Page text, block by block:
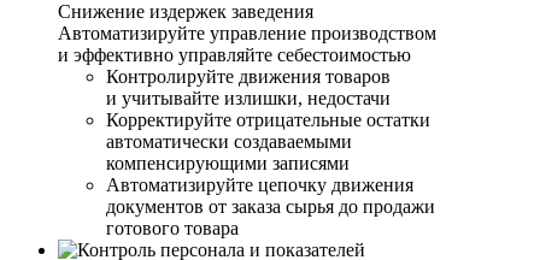
Снижение издержек заведения
Автоматизируйте управление производством
и эффективно управляйте себестоимостью
Контролируйте движения товаров
и учитывайте излишки, недостачи
Корректируйте отрицательные остатки
автоматически создаваемыми
компенсирующими записями
Автоматизируйте цепочку движения
документов от заказа сырья до продажи
готового товара